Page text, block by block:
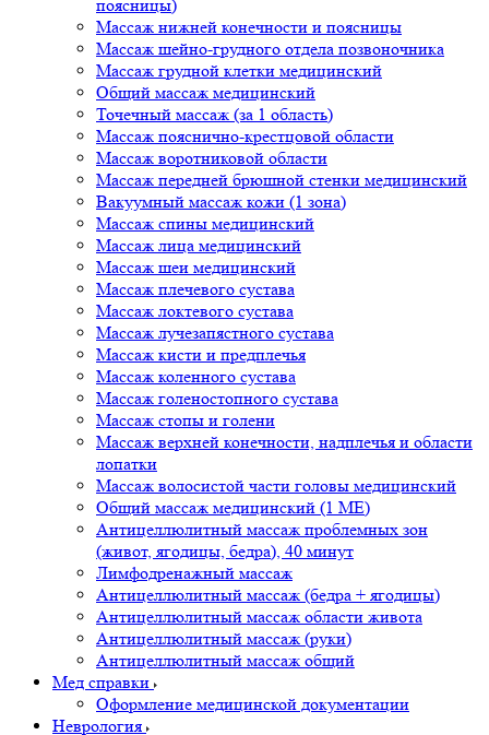
поясницы)
Массаж нижней конечности и поясницы
Массаж шейно-грудного отдела позвоночника
Массаж грудной клетки медицинский
Общий массаж медицинский
Точечный массаж (за 1 область)
Массаж пояснично-крестцовой области
Массаж воротниковой области
Массаж передней брюшной стенки медицинский
Вакуумный массаж кожи (1 зона)
Массаж спины медицинский
Массаж лица медицинский
Массаж шеи медицинский
Массаж плечевого сустава
Массаж локтевого сустава
Массаж лучезапястного сустава
Массаж кисти и предплечья
Массаж коленного сустава
Массаж голеностопного сустава
Массаж стопы и голени
Массаж верхней конечности, надплечья и области
лопатки
Массаж волосистой части головы медицинский
Общий массаж медицинский (1 МЕ)
Антицеллюлитный массаж проблемных зон
(живот, ягодицы, бедра), 40 минут
Лимфодренажный массаж
Антицеллюлитный массаж (бедра + ягодицы)
Антицеллюлитный массаж области живота
Антицеллюлитный массаж (руки)
Антицеллюлитный массаж общий
Мед справки
Оформление медицинской документации
Неврология